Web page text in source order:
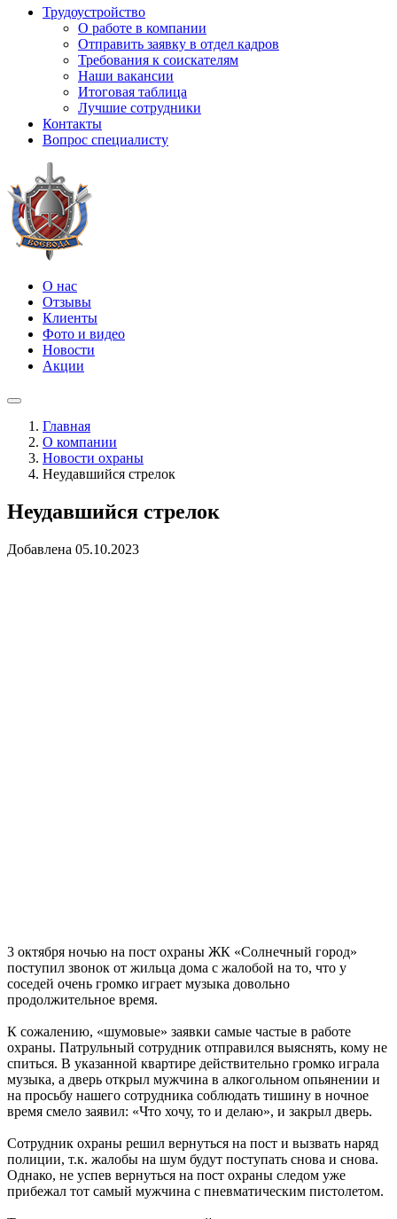
Трудоустройство
О работе в компании
Отправить заявку в отдел кадров
Требования к соискателям
Наши вакансии
Итоговая таблица
Лучшие сотрудники
Контакты
Вопрос специалисту
О нас
Отзывы
Клиенты
Фото и видео
Новости
Акции
Главная
О компании
Новости охраны
Неудавшийся стрелок
Неудавшийся стрелок
Добавлена 05.10.2023
3 октября ночью на пост охраны ЖК «Солнечный город»
поступил звонок от жильца дома с жалобой на то, что у
соседей очень громко играет музыка довольно
продолжительное время.
К сожалению, «шумовые» заявки самые частые в работе
охраны. Патрульный сотрудник отправился выяснять, кому не
спиться. В указанной квартире действительно громко играла
музыка, а дверь открыл мужчина в алкогольном опьянении и
на просьбу нашего сотрудника соблюдать тишину в ночное
время смело заявил: «Что хочу, то и делаю», и закрыл дверь.
Сотрудник охраны решил вернуться на пост и вызвать наряд
полиции, т.к. жалобы на шум будут поступать снова и снова.
Однако, не успев вернуться на пост охраны следом уже
прибежал тот самый мужчина с пневматическим пистолетом.